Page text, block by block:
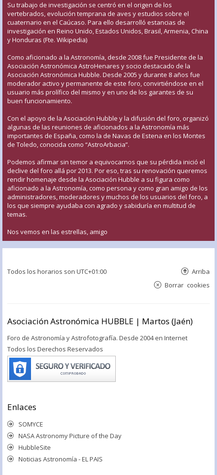
Su trabajo de investigación se centró en el origen de los
vertebrados, evolución temprana de aves y estudios sobre el
cuaternario en el Caúcaso. Para ello desarrolló estancias de
investigación en Reino Unido, Estados Unidos, Brasil, Armenia, China
y Honduras (Fte. Wikipedia)
Como aficionado a la Astronomía, desde 2008 fue Presidente de la
Asociación Astronómica AstroHenares y socio destacado de la
Asociación Astronómica Hubble. Desde 2005 y durante 8 años fue
moderador activo y permanente de este foro, convirtiéndose en el
usuario más prolífico del mismo y en uno de los garantes de su
buen funcionamiento.
Con el apoyo de la Asociación Hubble y la difusión del foro, organizó
algunas de las reuniones de aficionados a la Astronomía más
importantes de España, como la de Navas de Estena en los Montes
de Toledo, conocida como “AstroArbacia”.
Podemos afirmar sin temor a equivocarnos que su pérdida inició el
declive del foro allá por 2013. Por eso, tras su renovación queremos
rendir homenaje desde la Asociación Hubble a su figura como
aficionado a la Astronomía, como persona y como gran amigo de los
administradores, moderadores y muchos de los usuarios del foro, a
los que siempre ayudaba con agrado y sabiduría en multitud de
temas.
Nos vemos en las estrellas, amigo
Todos los horarios son UTC+01:00 Arriba
Borrar cookies
Asociación Astronómica HUBBLE | Martos (Jaén)
Foro de Astronomía y Astrofotografía. Desde 2004 en Internet
Todos los Derechos Reservados
Enlaces
SOMYCE
NASA Astronomy Picture of the Day
HubbleSite
Noticias Astronomía - EL PAIS